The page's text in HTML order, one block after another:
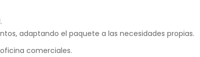
adaptando el paquete a las necesidades propias.
comerciales.